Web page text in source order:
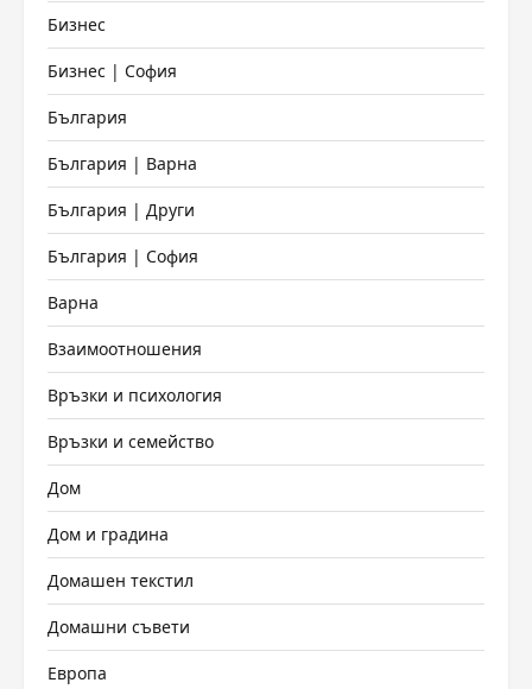
Бизнес
Бизнес | София
България
България | Варна
България | Други
България | София
Варна
Взаимоотношения
Връзки и психология
Връзки и семейство
Дом
Дом и градина
Домашен текстил
Домашни съвети
Европа